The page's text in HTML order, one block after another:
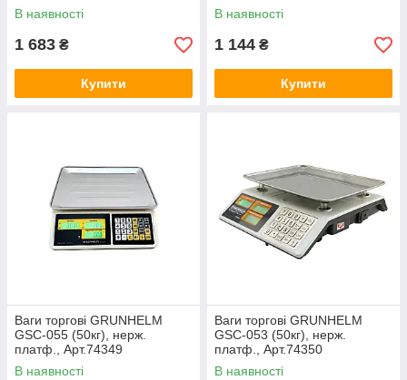
В наявності
1 683 ₴
Купити
В наявності
1 144 ₴
Купити
Ваги торгові GRUNHELM
GSC-055 (50кг), нерж.
платф., Арт.74349
В наявності
Ваги торгові GRUNHELM
GSC-053 (50кг), нерж.
платф., Арт.74350
В наявності